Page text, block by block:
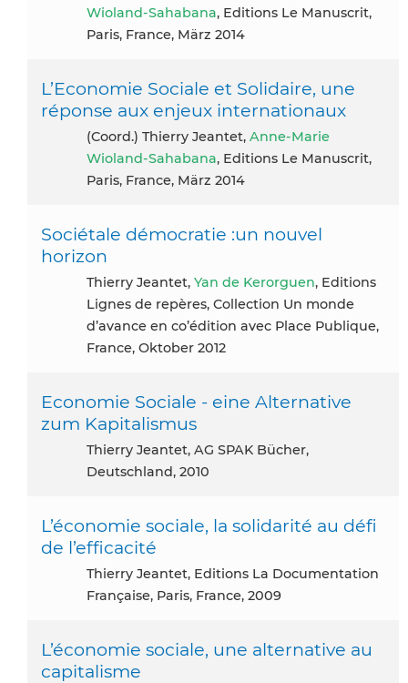
Wioland-Sahabana, Editions Le Manuscrit,
Paris, France, März 2014
L’Economie Sociale et Solidaire, une
réponse aux enjeux internationaux
(coord.) Thierry Jeantet, Anne-Marie
Wioland-Sahabana, Editions Le Manuscrit,
Paris, France, März 2014
Sociétale démocratie :un nouvel
horizon
Thierry Jeantet, Yan de Kerorguen, Editions
Lignes de repères, Collection Un monde
d’avance en co’édition avec Place Publique,
France, Oktober 2012
Economie Sociale - eine Alternative
zum Kapitalismus
Thierry Jeantet, AG SPAK Bücher,
Deutschland, 2010
L’économie sociale, la solidarité au défi
de l’efficacité
Thierry Jeantet, Editions La Documentation
Française, Paris, France, 2009
L’économie sociale, une alternative au
capitalisme